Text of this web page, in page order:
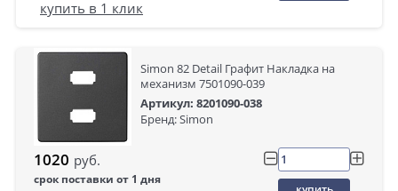
купить в 1 клик
Simon 82 Detail Графит Накладка на
механизм 7501090-039
Артикул: 8201090-038
Бренд: Simon
1020 руб.
срок поставки от 1 дня